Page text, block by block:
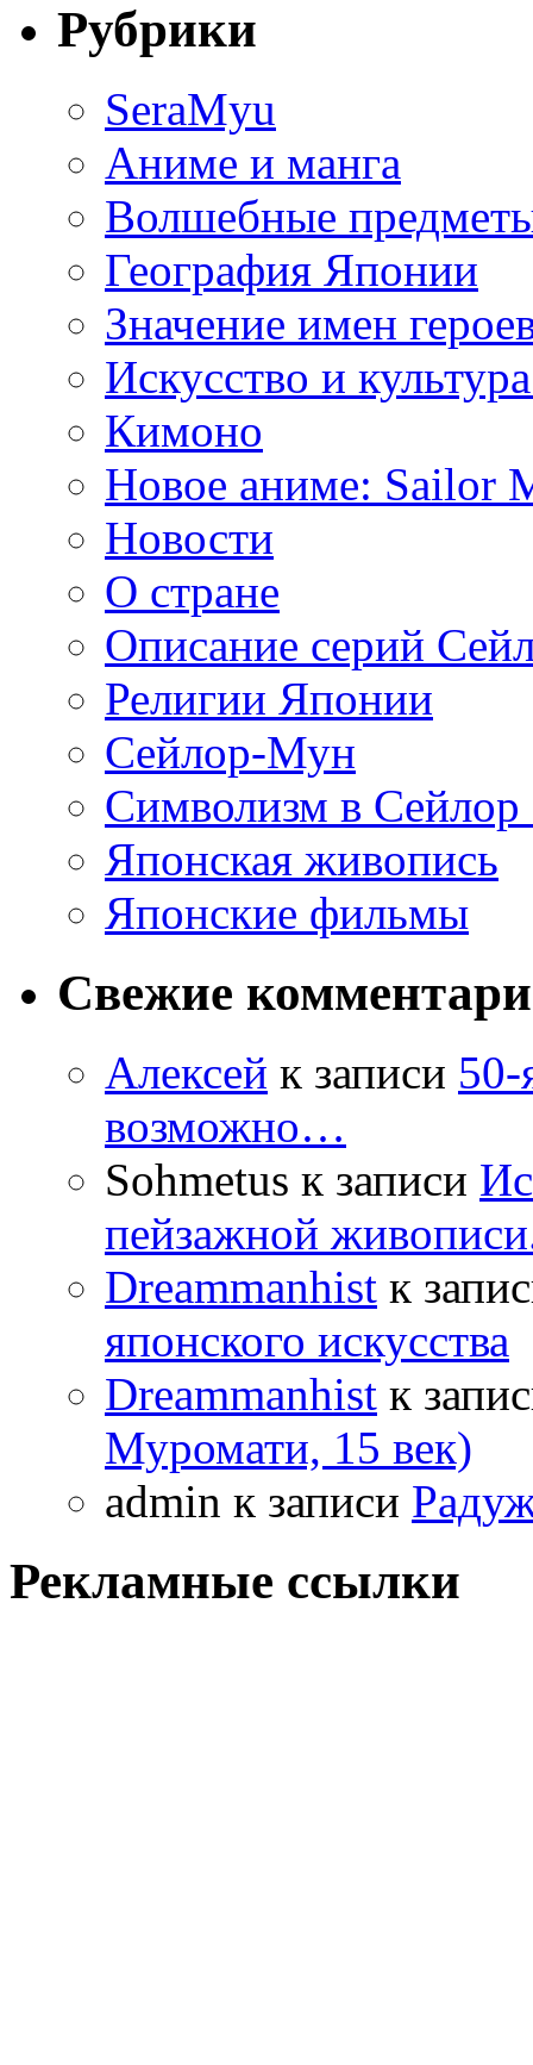
Рубрики
SeraMyu
Аниме и манга
Волшебные
География Японии
Значение имен
Искусство и
Кимоно
Новое аниме: Sailor
Новости
О стране
Описание серий
Религии Японии
Сейлор-Мун
Символизм в
Японская живопись
Японские фильмы
Свежие
Алексей к записи 50-
возможно…
Sohmetus к записи
пейзажной
Dreammanhist к
японского искусства
Dreammanhist к
Муромати, 15 век)
admin к записи
Рекламные ссылки